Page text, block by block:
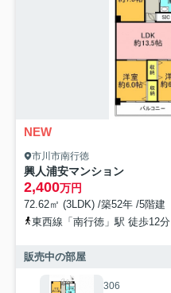
NEW
市川市南行徳
興人浦安マンション
2,400万円
72.62㎡ (3LDK) /築52年 /5階建
東西線「南行徳」駅 徒歩12分
販売中の部屋
306